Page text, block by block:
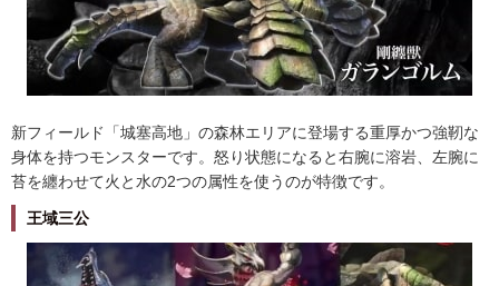
新フィールド「城塞高地」の森林エリアに登場する重厚かつ強靭な
身体を持つモンスターです。怒り状態になると右腕に溶岩、左腕に
苔を纏わせて火と水の2つの属性を使うのが特徴です。
王域三公